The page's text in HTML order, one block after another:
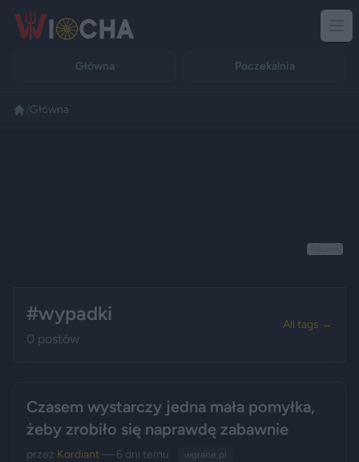
Główna Poczekalnia
Główna
#wypadki
0 postów
All tags →
Czasem wystarczy jedna mała pomyłka,
żeby zrobiło się naprawdę zabawnie
przez Kordiant— 6 dni temu wgrane.pl